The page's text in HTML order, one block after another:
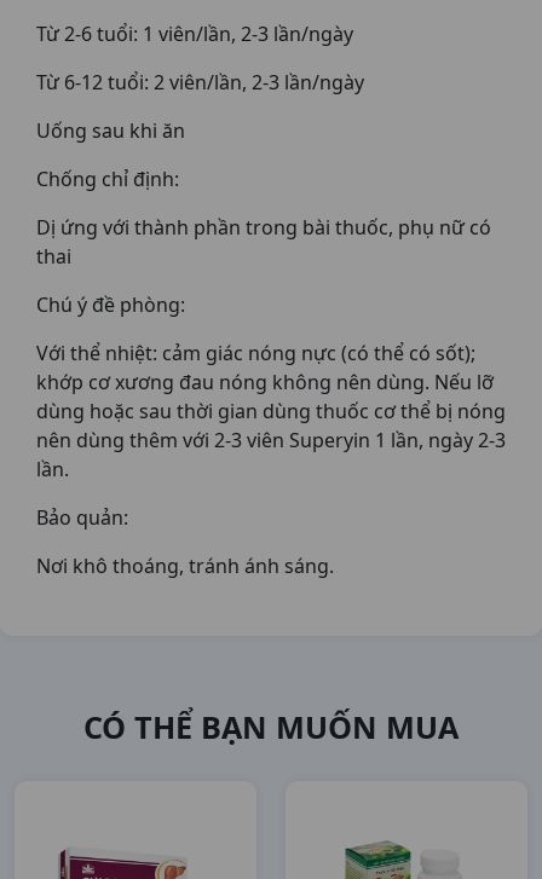
Từ 2-6 tuổi: 1 viên/lần, 2-3 lần/ngày
Từ 6-12 tuổi: 2 viên/lần, 2-3 lần/ngày
Uống sau khi ăn
Chống chỉ định:
Dị ứng với thành phần trong bài thuốc, phụ nữ có
thai
Chú ý đề phòng:
Với thể nhiệt: cảm giác nóng nực (có thể có sốt);
khớp cơ xương đau nóng không nên dùng. Nếu lỡ
dùng hoặc sau thời gian dùng thuốc cơ thể bị nóng
nên dùng thêm với 2-3 viên Superyin 1 lần, ngày 2-3
lần.
Bảo quản:
Nơi khô thoáng, tránh ánh sáng.
CÓ THỂ BẠN MUỐN MUA